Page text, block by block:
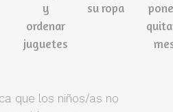
y
ordenar
juguetes
su ropa
que los niños/as no